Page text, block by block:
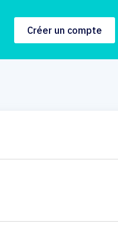
Créer un compte